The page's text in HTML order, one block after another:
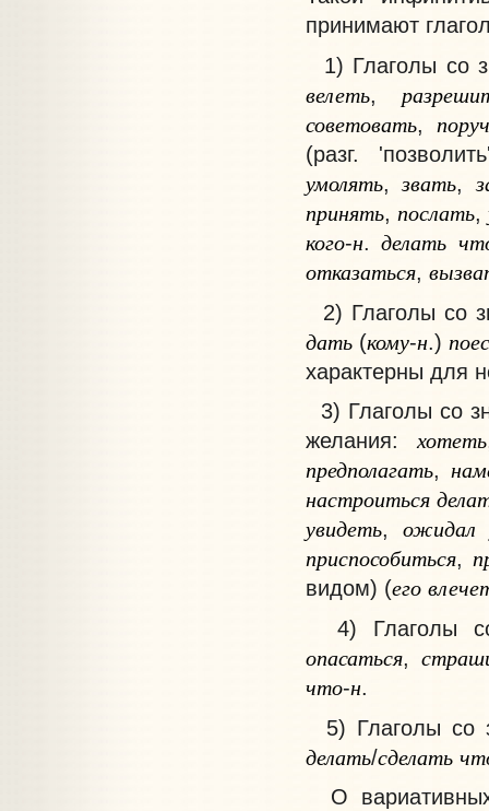
принимают
1) Глаголы со
велеть,
советовать,
(разг.
умолять,звать,
принять, послать,
кого-н.делать
отказаться,
2) Глаголы со
дать(кому-н.)
характерны для
3) Глаголы со
желания:хотеть
предполагать,
настроиться
увидеть, ожидал
приспособиться,
видом) (его
4) Глаголы
опасаться,
что-н.
5) Глаголы со
делать/сделать
О